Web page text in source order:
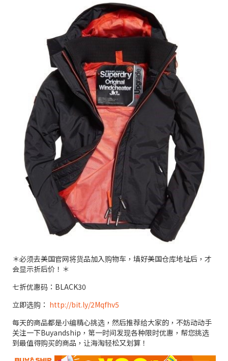
＊必须去美国官网将货品加入购物车，填好美国仓库地址后，才
会显示折后价！＊
七折优惠码：BLACK30
立即选购： http://bit.ly/2Mqfhv5
每天的商品都是小编精心挑选，然后推荐给大家的，不妨动动手
关注一下Buyandship，第一时间发现各种限时优惠，帮您挑选
到最值得购买的商品，让海淘轻松又划算！